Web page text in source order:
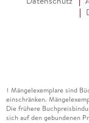
1 Mängelexemplare sind
einschränken.
Die frühere
sich auf den gebundenen